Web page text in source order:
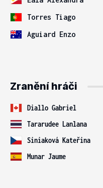
Torres Tiago
Aguiard Enzo
Zranění hráči
Diallo Gabriel
Tararudee Lanlana
Siniaková Kateřina
Munar Jaume